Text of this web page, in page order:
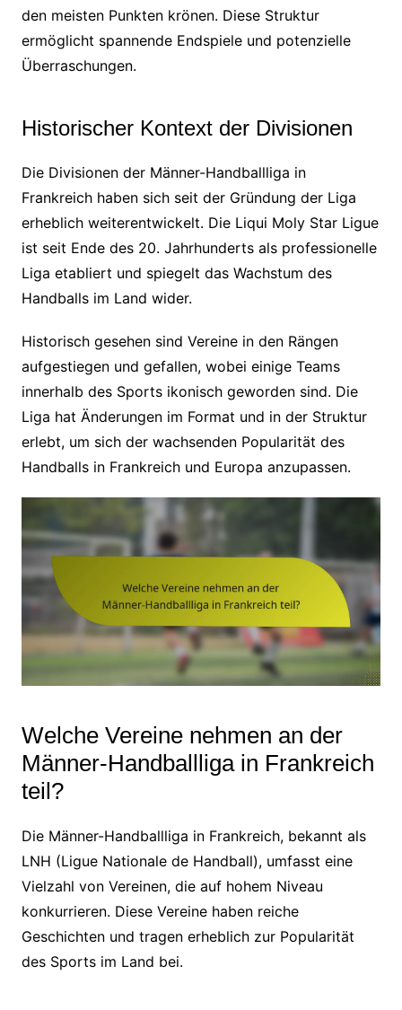
den meisten Punkten krönen. Diese Struktur
ermöglicht spannende Endspiele und potenzielle
Überraschungen.
Historischer Kontext der Divisionen
Die Divisionen der Männer-Handballliga in
Frankreich haben sich seit der Gründung der Liga
erheblich weiterentwickelt. Die Liqui Moly Star Ligue
ist seit Ende des 20. Jahrhunderts als professionelle
Liga etabliert und spiegelt das Wachstum des
Handballs im Land wider.
Historisch gesehen sind Vereine in den Rängen
aufgestiegen und gefallen, wobei einige Teams
innerhalb des Sports ikonisch geworden sind. Die
Liga hat Änderungen im Format und in der Struktur
erlebt, um sich der wachsenden Popularität des
Handballs in Frankreich und Europa anzupassen.
Welche Vereine nehmen an der
Männer-Handballliga in Frankreich
teil?
Die Männer-Handballliga in Frankreich, bekannt als
LNH (Ligue Nationale de Handball), umfasst eine
Vielzahl von Vereinen, die auf hohem Niveau
konkurrieren. Diese Vereine haben reiche
Geschichten und tragen erheblich zur Popularität
des Sports im Land bei.